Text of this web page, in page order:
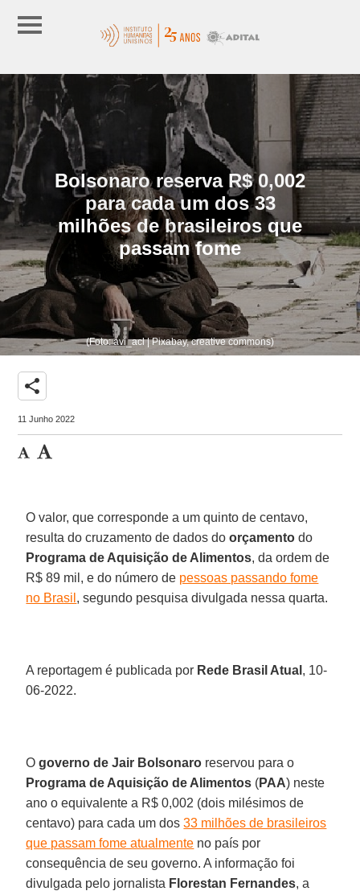
Bolsonaro reserva R$ 0,002
para cada um dos 33
milhões de brasileiros que
passam fome
(Foto: avi_acl | Pixabay, creative commons)
share
11 Junho 2022
O valor, que corresponde a um quinto de centavo,
resulta do cruzamento de dados doorçamento do
Programa de Aquisição de Alimentos, da ordem de
R$ 89 mil, e do número de pessoas passando fome
no Brasil , segundo pesquisa divulgada nessa quarta.
A reportagem é publicada por Rede Brasil Atual , 10-
06-2022.
Ogoverno de Jair Bolsonaro reservou para o
Programa de Aquisição de Alimentos (PAA) neste
ano o equivalente a R$ 0,002 (dois milésimos de
centavo) para cada um dos33 milhões de brasileiros
que passam fome atualmente no país por
consequência de seu governo. A informação foi
divulgada pelo jornalista Florestan Fernandes, a